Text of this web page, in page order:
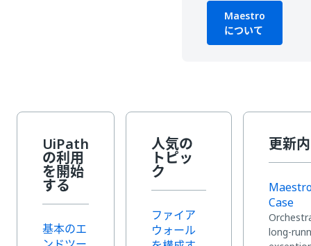
Maestro
について
UiPath
の利用
を開始
する
基本のエ
人気の
トピッ
ク
ファイア
ウォール
更新
Case
long-